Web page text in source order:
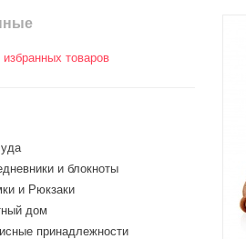
избранных товаров
и блокноты
и Рюкзаки
дом
принадлежности